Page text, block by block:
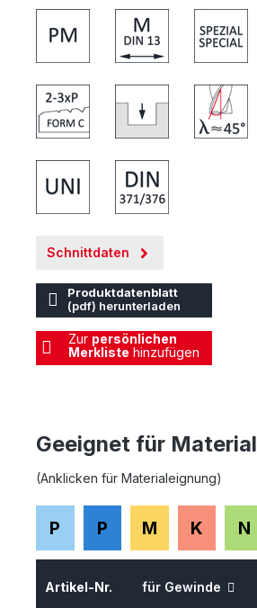
Schnittdaten
Produktdatenblatt
(pdf) herunterladen
Zur persönlichen
Merkliste hinzufügen
Geeignet für Material
(Anklicken für Materialeignung)
P P M K N
Artikel-Nr. für Gewinde